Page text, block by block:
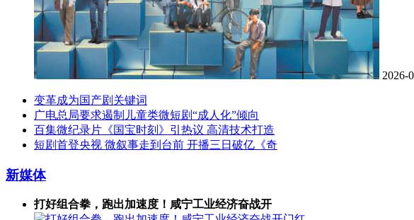
2026-
变革成为国产剧关键词
广电总局要求遏制儿童类微短剧“成人化”倾向
百集微纪录片《国宝时刻》引热议 高清技术打造
短剧首登央视 微叙事走到台前 开播三日破亿《奇
新媒体
打好组合拳，跑出加速度！​咸宁工业经济奋战开